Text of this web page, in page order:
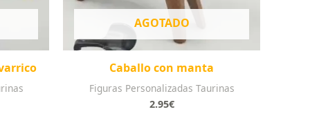
AGOTADO
Caballo con manta
Figuras Personalizadas Taurinas
2.95€